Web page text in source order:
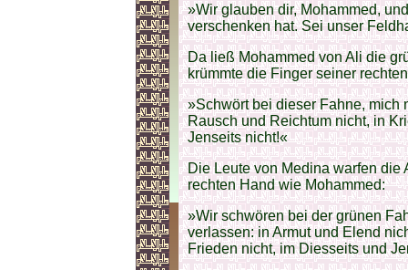
»Wir glauben dir, Mohammed,
verschenken hat. Sei unser
Da ließ Mohammed von Ali die
krümmte die Finger seiner
»Schwört bei dieser Fahne, mich
Rausch und Reichtum nicht, in
Jenseits nicht!«
Die Leute von Medina warfen die
rechten Hand wie Mohammed:
»Wir schwören bei der grünen
verlassen: in Armut und Elend
Frieden nicht, im Diesseits und